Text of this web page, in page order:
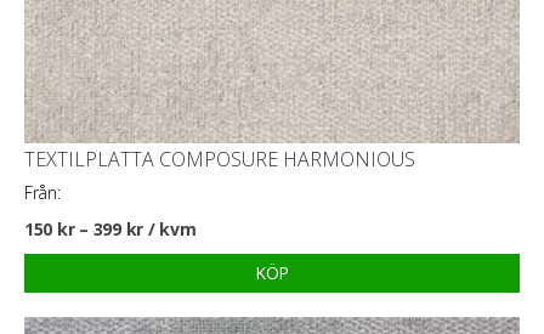
TEXTILPLATTA COMPOSURE HARMONIOUS
Från:
150 kr– 399 kr/ kvm
KÖP